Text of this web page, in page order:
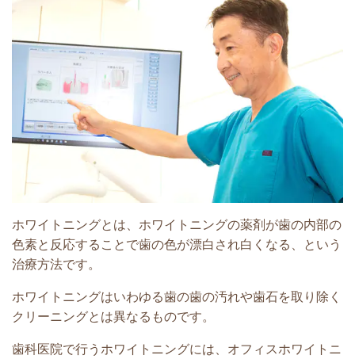
ホワイトニングとは、ホワイトニングの薬剤が歯の内部の
色素と反応することで歯の色が漂白され白くなる、という
治療方法です。
ホワイトニングはいわゆる歯の歯の汚れや歯石を取り除く
クリーニングとは異なるものです。
歯科医院で行うホワイトニングには、オフィスホワイトニ